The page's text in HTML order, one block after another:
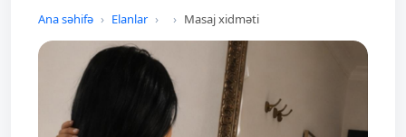
Ana səhifə Elanlar Masaj xidməti